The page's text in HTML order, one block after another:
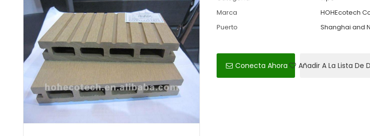
Marca
HOHEcotech
Puerto
Shanghai and
Conecta Ahora Añadir A La Lista De